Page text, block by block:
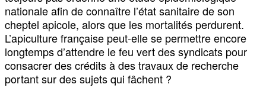
nationale afin de connaître l’état sanitaire de son
cheptel apicole, alors que les mortalités perdurent.
L’apiculture française peut-elle se permettre encore
longtemps d’attendre le feu vert des syndicats pour
consacrer des crédits à des travaux de recherche
portant sur des sujets qui fâchent ?